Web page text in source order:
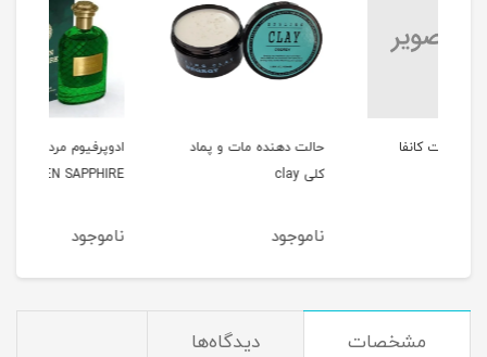
حالت دهنده مات و پماد
ادوپرفیوم مردانه 100میل
GREEN SAPPHIRE
مشخصات دیدگاه‌ها